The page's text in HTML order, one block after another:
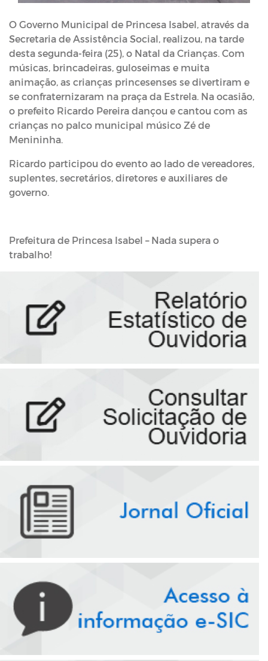
O Governo Municipal de Princesa Isabel, através da
Secretaria de Assistência Social, realizou, na tarde
desta segunda-feira (25), o Natal da Crianças. Com
músicas, brincadeiras, guloseimas e muita
animação, as crianças princesenses se divertiram e
se confraternizaram na praça da Estrela. Na ocasião,
o prefeito Ricardo Pereira dançou e cantou com as
crianças no palco municipal músico Zé de
Menininha.
Ricardo participou do evento ao lado de vereadores,
suplentes, secretários, diretores e auxiliares de
governo.
Prefeitura de Princesa Isabel – Nada supera o
trabalho!